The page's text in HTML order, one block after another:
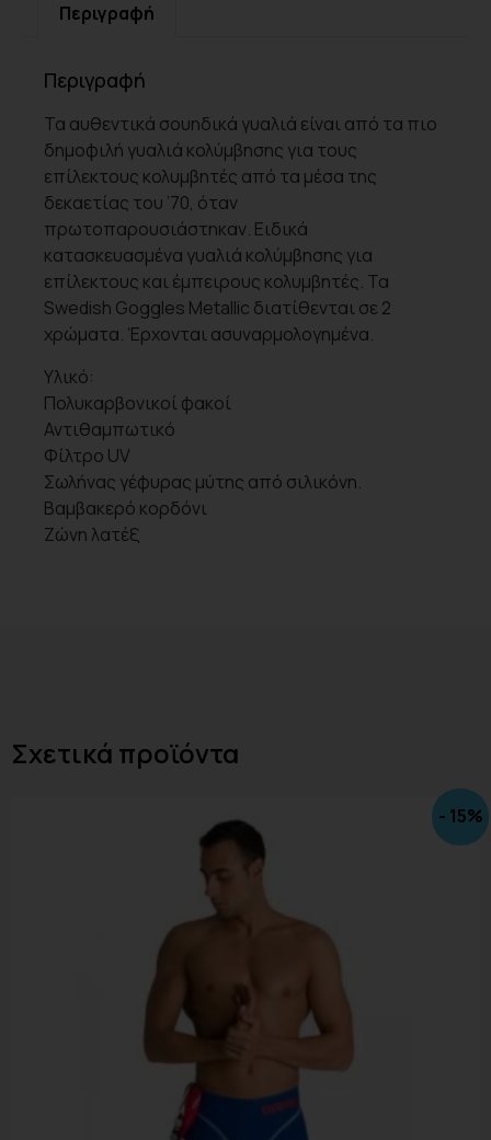
Περιγραφή
Περιγραφή
Τα αυθεντικά σουηδικά γυαλιά είναι από τα πιο
δημοφιλή γυαλιά κολύμβησης για τους
επίλεκτους κολυμβητές από τα μέσα της
δεκαετίας του ’70, όταν
πρωτοπαρουσιάστηκαν. Ειδικά
κατασκευασμένα γυαλιά κολύμβησης για
επίλεκτους και έμπειρους κολυμβητές. Τα
Swedish Goggles Metallic διατίθενται σε 2
χρώματα. Έρχονται ασυναρμολογημένα.
Υλικό:
Πολυκαρβονικοί φακοί
Αντιθαμπωτικό
Φίλτρο UV
Σωλήνας γέφυρας μύτης από σιλικόνη.
Βαμβακερό κορδόνι
Ζώνη λατέξ
Σχετικά προϊόντα
- 15%